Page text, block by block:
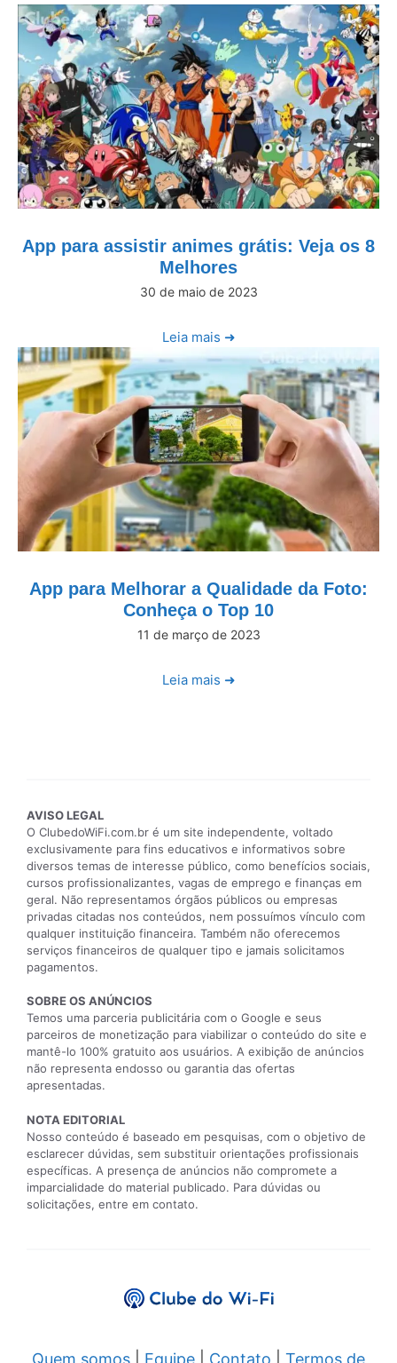
App para assistir animes grátis: Veja os 8
Melhores
30 de maio de 2023
Leia mais ➜
App para Melhorar a Qualidade da Foto:
Conheça o Top 10
11 de março de 2023
Leia mais ➜
AVISO LEGAL
O ClubedoWiFi.com.br é um site independente, voltado
exclusivamente para fins educativos e informativos sobre
diversos temas de interesse público, como benefícios sociais,
cursos profissionalizantes, vagas de emprego e finanças em
geral. Não representamos órgãos públicos ou empresas
privadas citadas nos conteúdos, nem possuímos vínculo com
qualquer instituição financeira. Também não oferecemos
serviços financeiros de qualquer tipo e jamais solicitamos
pagamentos.
SOBRE OS ANÚNCIOS
Temos uma parceria publicitária com o Google e seus
parceiros de monetização para viabilizar o conteúdo do site e
mantê-lo 100% gratuito aos usuários. A exibição de anúncios
não representa endosso ou garantia das ofertas
apresentadas.
NOTA EDITORIAL
Nosso conteúdo é baseado em pesquisas, com o objetivo de
esclarecer dúvidas, sem substituir orientações profissionais
específicas. A presença de anúncios não compromete a
imparcialidade do material publicado. Para dúvidas ou
solicitações, entre em contato.
Quem somos Equipe Contato Termos de